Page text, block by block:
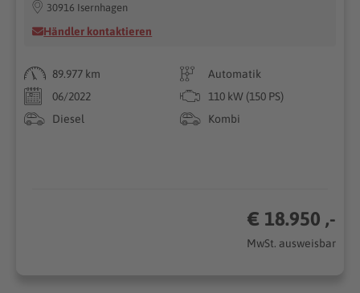
30916 Isernhagen
Händler kontaktieren
89.977 km
Automatik
06/2022
110 kW (150 PS)
Diesel
Kombi
€ 18.950 ,-
MwSt. ausweisbar